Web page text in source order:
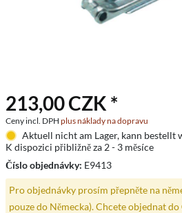
213,00 CZK *
Ceny incl. DPH plus náklady na dopravu
Aktuell nicht am Lager, kann bestellt
K dispozici přibližně za 2 - 3 měsíce
Číslo objednávky: E9413
Pro objednávky prosím přepněte na
pouze do Německa). Chcete objednat